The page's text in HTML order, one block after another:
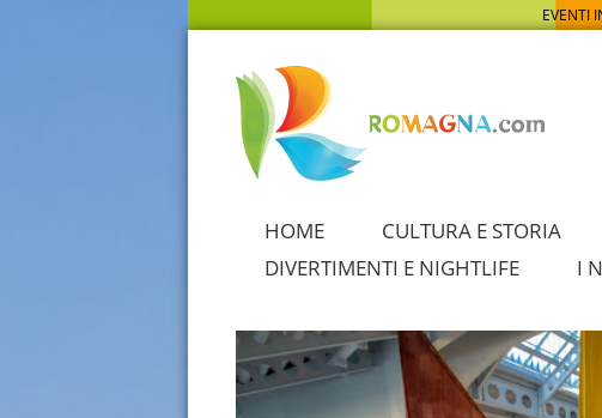
EVENTI
HOME CULTURA E STORIA
DIVERTIMENTI E NIGHTLIFE
I